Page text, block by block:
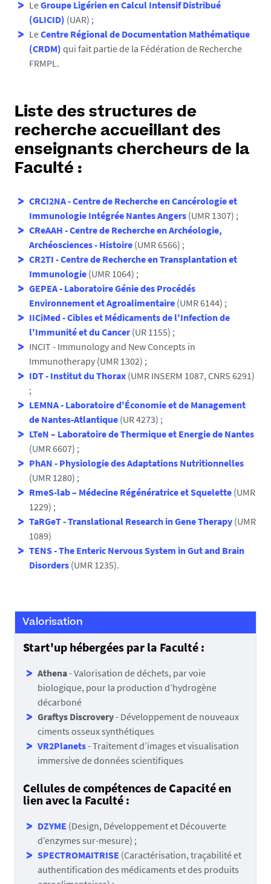
LeGroupe Ligérien en Calcul Intensif Distribué
(GLICID) (UAR) ;
LeCentre Régional de Documentation Mathématique
(CRDM) qui fait partie de la Fédération de Recherche
FRMPL.
Liste des structures de
recherche accueillant des
enseignants chercheurs de la
Faculté :
CRCI2NA - Centre de Recherche en Cancérologie et
Immunologie Intégrée Nantes Angers (UMR 1307) ;
CReAAH - Centre de Recherche en Archéologie,
Archéosciences - Histoire (UMR 6566) ;
CR2TI - Centre de Recherche en Transplantation et
Immunologie (UMR 1064) ;
GEPEA - Laboratoire Génie des Procédés
Environnement et Agroalimentaire (UMR 6144) ;
IICiMed - Cibles et Médicaments de l'Infection de
l'Immunité et du Cancer(UR 1155) ;
INCIT - Immunology and New Concepts in
Immunotherapy (UMR 1302) ;
IDT - Institut du Thorax (UMR INSERM 1087, CNRS 6291)
;
LEMNA - Laboratoire d'Économie et de Management
de Nantes-Atlantique (UR 4273) ;
LTeN – Laboratoire de Thermique et Energie de Nantes
(UMR 6607) ;
PhAN - Physiologie des Adaptations Nutritionnelles
(UMR 1280) ;
RmeS-lab – Médecine Régénératrice et Squelette (UMR
1229) ;
TaRGeT - Translational Research in Gene Therapy (UMR
1089)
TENS - The Enteric Nervous System in Gut and Brain
Disorders (UMR 1235).
Fédérations de Recherche
rattachées à la Faculté des
:
Institut Universitaire Mer et Littoral (IUML - FR
3473)
Valorisation
Start'up hébergées par la Faculté :
Athena- Valorisation de déchets, par voie
biologique, pour la production d’hydrogène
décarboné
Graftys Discrovery- Développement de nouveaux
ciments osseux synthétiques
VR2Planets- Traitement d’images et visualisation
immersive de données scientifiques
Cellules de compétences de Capacité en
lien avec la Faculté :
DZYME (Design, Développement et Découverte
d’enzymes sur-mesure) ;
SPECTROMAITRISE (Caractérisation, traçabilité et
authentification des médicaments et des produits